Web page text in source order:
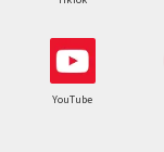
YouTube